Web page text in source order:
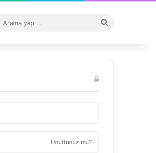
...
Unuttunuz mu?